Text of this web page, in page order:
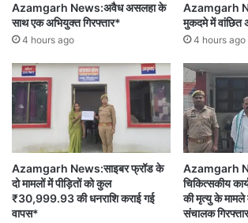
Azamgarh News:अवैध असलहा के
साथ एक अभियुक्त गिरफ्तार*
4 hours ago
Azamgarh
मुकदमे में वांछित
4 hours ago
Azamgarh News:साइबर फ्रॉड के
दो मामलों में पीड़ितों को कुल
₹30,999.93 की धनराशि कराई गई
वापस*
Azamgarh
चिकित्सकीय
की मृत्यु के मामले
संचालक